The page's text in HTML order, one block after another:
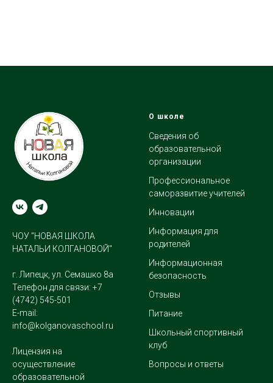
ЧОУ "НОВАЯ ШКОЛА
НАТАЛЬИ КОЛГАНОВОЙ"
г. Липецк, ул. Семашко 8а
Телефон для связи: +7
(4742) 545-501
E-mail:
info@kolganovaschool.ru
Лицензия на
осуществление
образовательной
О школе
Сведения об
образовательной
организации
Профессиональное
саморазвитие учителей
Инновации
Информация для
родителей
Информационная
безопасность
Отзывы
Питание
Школьный спортивный
клуб
Вопросы и ответы